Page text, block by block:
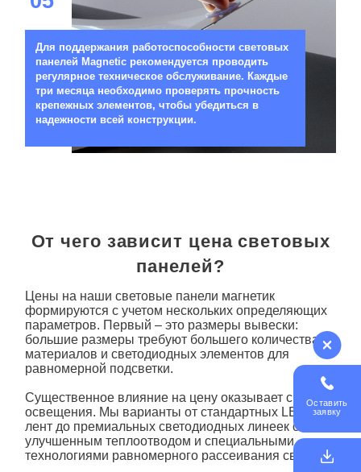
Для поддержания работоспособности световых
панелей Magnetic рекомендуется проводить
регулярное техническое обслуживание. Каждые
три месяца необходимо проверять прочность
крепежных элементов, чтобы убедиться в
надежности всей конструкции.
От чего зависит цена световых
панелей?
Цены на наши световые панели магнетик
формируются с учетом нескольких определяющих
параметров. Первый – это размеры вывески:
большие размеры требуют большего количества
материалов и светодиодных элементов для
равномерной подсветки.
Существенное влияние на цену оказывает система
освещения. Мы варианты от стандартных LED-
лент до премиальных светодиодных линеек с
улучшенным теплоотводом и специальными
технологиями равномерного рассеивания света.
Оставить
заявку